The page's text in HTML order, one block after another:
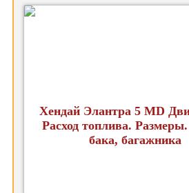
Хендай Элантра 5 MD
Расход топлива.
бака, багажника